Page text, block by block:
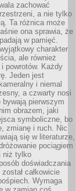
zachować
a nie tylko
Ta różnica może
ona sprawia, że
w pamięć.
charakter
ale również
powrotów. Każdy
Jeden jest
i niemal
a czwarty nosi
pierwszym
obrazem, jaki
symboliczne, bo
zmianę i ruch. Nic
się w literaturze,
pociągiem
niż tylko
doświadczania
całkowicie
Wymaga